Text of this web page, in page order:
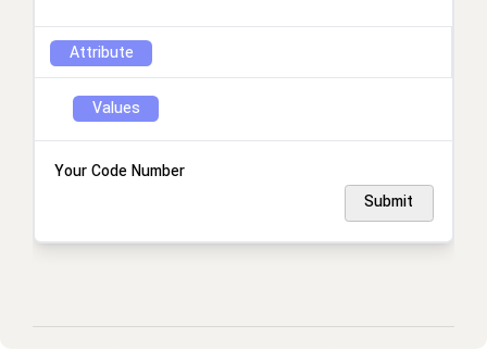
Attribute
Values
Your Code Number
Submit